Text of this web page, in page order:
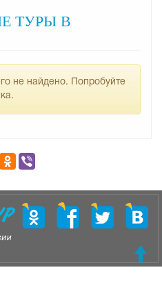
ТУРЫ В
не найдено. Попробуйте